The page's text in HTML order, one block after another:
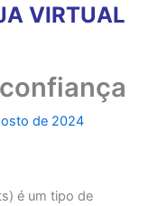
VIRTUAL
de 2024
é um tipo de